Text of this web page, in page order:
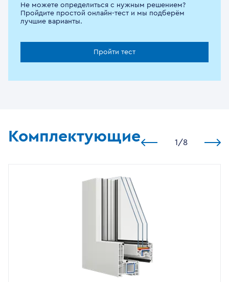
Не можете определиться с нужным решением?
Пройдите простой онлайн-тест и мы подберём
лучшие варианты.
Пройти тест
Комплектующие 1 /8